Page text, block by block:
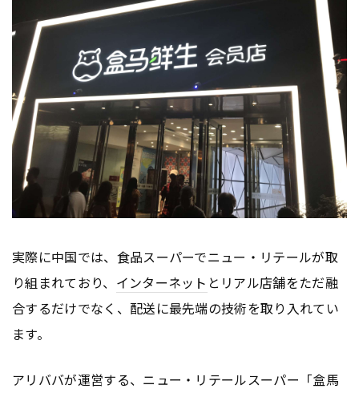
実際に中国では、食品スーパーでニュー・リテールが取
り組まれており、 インターネット とリアル店舗をただ融
合するだけでなく、配送に最先端の技術を取り入れてい
ます。
アリババが運営する、ニュー・リテールスーパー「盒馬